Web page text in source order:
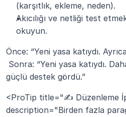
(karşıtlık, ekleme, neden).
Akıcılığı ve netliği test
okuyun.
Önce: “Yeni yasa katıydı.
güçlü destek gördü.”
<ProTip title="✍️ Düzenleme
description="Birden fazla